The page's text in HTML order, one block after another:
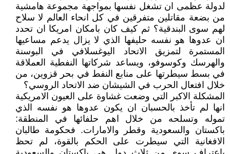
لدولة عظمى ان تشغل نفسها بمواجهة مجموعة هامشية
من بضعة مقاتلين متفرقين في كل انحاء العالم لا سلاح
لهم سوى البندقية؟ ثم كيف كان بامكان امريكا ان تحدد
ان عدوها هو نفسه حليفها الذي لا يزال يدعم مساعيها
المستمرة لتمزيق الاتحاد اليوغسلافي في البوسنة
والهرسك وكوسوفو، ويساعد شركاتها النفطية العملاقة
في بسط سيطرتها على منابع النفط في بحر قزوين، من
خلال افتعال الحرب في الشيشان ضد الاتحاد الروسي؟
المشكلة الاكبر التي وضعت غشاوة على العيون الامريكية
انها لم تأخذ بالحسبان ان يكون عدوها هو نفسه الذي
تموله وتسلحه من خلال اهم حلفائها في المنطقة:
باكستان والسعودية وقطر والامارات. فحكومة طالبان
الافغانية التي سيطرت على الحكم بالقوة، لم تحظ